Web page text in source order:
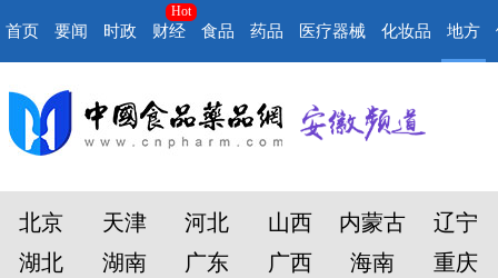
首页 要闻 时政 财经
Hot
食品 药品 医疗器械 化妆品 地方
北京 天津 河北 山西 内蒙古
辽宁
湖北
湖南 广东 广西 海南 重庆